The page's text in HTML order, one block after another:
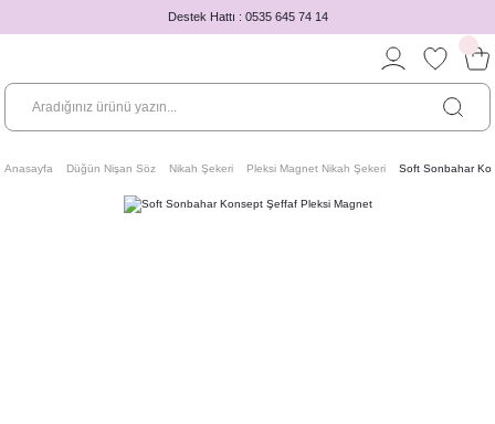
Destek Hattı : 0535 645 74 14
Anasayfa Düğün Nişan Söz Nikah Şekeri Pleksi Magnet Nikah Şekeri Soft Sonbahar